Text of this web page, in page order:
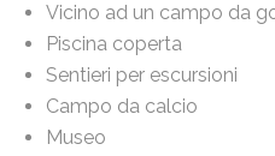
Vicino ad un campo da
Piscina coperta
Sentieri per escursioni
Campo da calcio
Museo